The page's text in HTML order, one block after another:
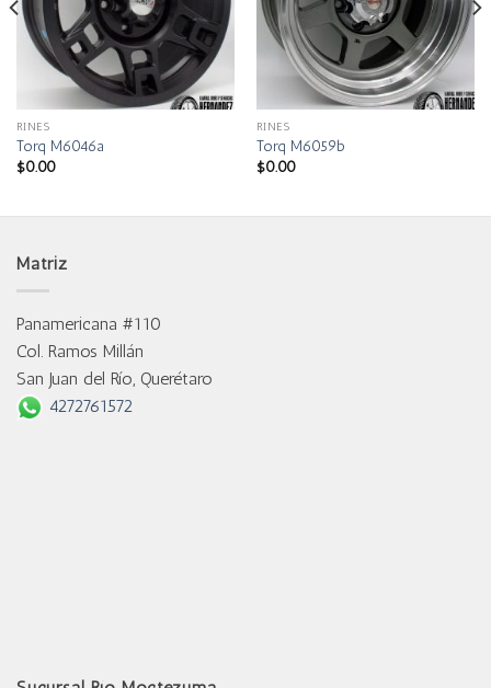
RINES
Torq M6046a
$0.00
RINES
Torq M6059b
$0.00
Matriz
Panamericana #110
Col. Ramos Millán
San Juan del Río, Querétaro
4272761572